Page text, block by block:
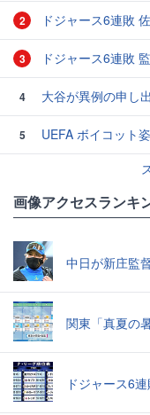
2 ドジャース6連敗
3 ドジャース6連敗
4 大谷が異例の申し
5
UEFA ボイコット
画像アクセスランキ
中日が新庄監
関東「真夏の
ドジャース6